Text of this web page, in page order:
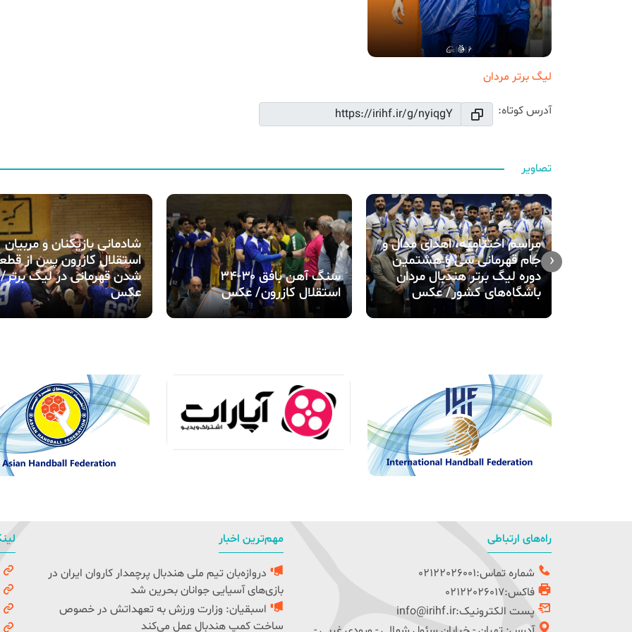
لیگ برتر مردان
آدرس کوتاه:
تصاویر
مراسم اختتامیه، اهدای مدال و
جام قهرمانی سی و هشتمین
دوره لیگ برتر هندبال مردان
باشگاه‌های کشور/ عکس
سنگ آهن بافق ۳۰-۳۴
استقلال کازرون/ عکس
شادمانی بازیکنان و مربیان
استقلال کازرون پس از
شدن قهرمانی در لیگ برتر/
عکس
‹
راه‌های ارتباطی
شماره تماس:02122026001
فاکس:02122026017
پست الکترونیک:info@irihf.ir
مهم‌ترین اخبار
دروازه‌بان تیم ملی هندبال پرچمدار کاروان ایران در
بازی‌های آسیایی جوانان بحرین شد
اسبقیان: وزارت ورزش به تعهداتش در خصوص
ساخت کمپ هندبال عمل می‌کند